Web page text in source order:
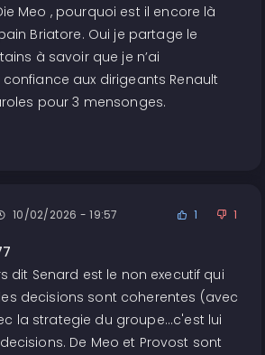
Meo , pourquoi est il encore là
Briatore. Oui je partage le
à savoir que je n’ai
aux dirigeants Renault
pour 3 mensonges.
10/02/2026 - 19:57 1 1
dit Senard est le non executif qui
decisions sont coherentes (avec
la strategie du groupe...c'est lui
De Meo et Provost sont